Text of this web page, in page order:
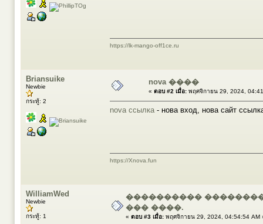
https://lk-mango-off1ce.ru
Briansuike
Newbie
กระทู้: 2
nova ����
« ตอบ #2 เมื่อ: พฤศจิกายน 29, 2024,
nova ссылка - нова вход, нова сайт
https://Xnova.fun
WilliamWed
Newbie
กระทู้: 1
����������
��� ����.
« ตอบ #3 เมื่อ: พฤศจิกายน 29, 2024, 04:54:54 AM